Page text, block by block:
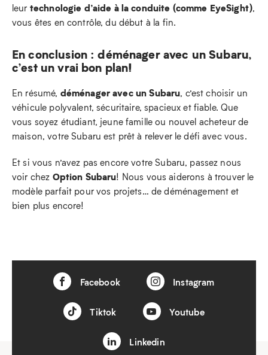
leur technologie d’aide à la conduite (comme EyeSight),
vous êtes en contrôle, du début à la fin.
En conclusion : déménager avec un Subaru,
c’est un vrai bon plan!
En résumé, déménager avec un Subaru, c’est choisir un
véhicule polyvalent, sécuritaire, spacieux et fiable. Que
vous soyez étudiant, jeune famille ou nouvel acheteur de
maison, votre Subaru est prêt à relever le défi avec vous.
Et si vous n’avez pas encore votre Subaru, passez nous
voir chez Option Subaru! Nous vous aiderons à trouver le
modèle parfait pour vos projets… de déménagement et
bien plus encore!
Facebook Instagram
Tiktok Youtube
Linkedin